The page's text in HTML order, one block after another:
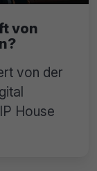
von
von der
House